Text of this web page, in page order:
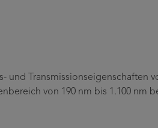
und Transmissionseigenschaften
von 190 nm bis 1.100 nm